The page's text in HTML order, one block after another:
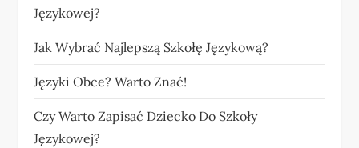
Językowej?
Jak Wybrać Najlepszą Szkołę Językową?
Języki Obce? Warto Znać!
Czy Warto Zapisać Dziecko Do Szkoły
Językowej?